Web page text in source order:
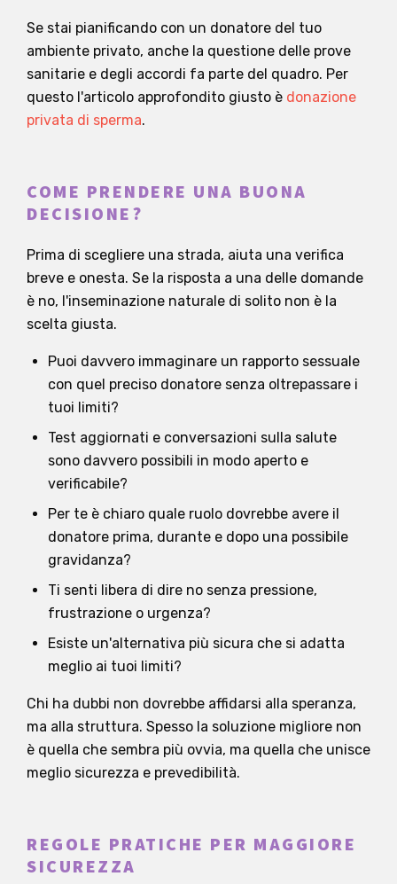
Se stai pianificando con un donatore del tuo
ambiente privato, anche la questione delle prove
sanitarie e degli accordi fa parte del quadro. Per
questo l'articolo approfondito giusto è donazione
privata di sperma.
COME PRENDERE UNA BUONA
DECISIONE?
Prima di scegliere una strada, aiuta una verifica
breve e onesta. Se la risposta a una delle domande
è no, l'inseminazione naturale di solito non è la
scelta giusta.
Puoi davvero immaginare un rapporto sessuale
con quel preciso donatore senza oltrepassare i
tuoi limiti?
Test aggiornati e conversazioni sulla salute
sono davvero possibili in modo aperto e
verificabile?
Per te è chiaro quale ruolo dovrebbe avere il
donatore prima, durante e dopo una possibile
gravidanza?
Ti senti libera di dire no senza pressione,
frustrazione o urgenza?
Esiste un'alternativa più sicura che si adatta
meglio ai tuoi limiti?
Chi ha dubbi non dovrebbe affidarsi alla speranza,
ma alla struttura. Spesso la soluzione migliore non
è quella che sembra più ovvia, ma quella che unisce
meglio sicurezza e prevedibilità.
REGOLE PRATICHE PER MAGGIORE
SICUREZZA